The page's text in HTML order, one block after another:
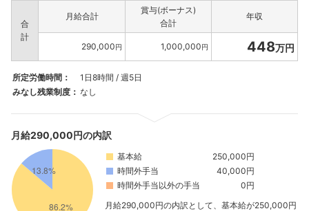
合
計
月給合計
賞与(ボーナス)
合計
年収
290,000円 1,000,000円 448万円
所定労働時間：
1日8時間 / 週5日
みなし残業制度： なし
月給290,000円の内訳
基本給
250,000円
時間外手当
40,000円
時間外手当以外の手当
0円
月給290,000円の内訳として、基本給が250,000円